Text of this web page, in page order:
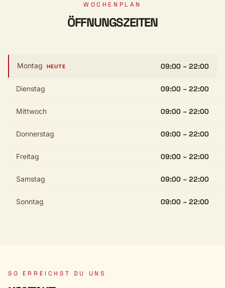
WOCHENPLAN
ÖFFNUNGSZEITEN
Montag HEUTE 09:00 – 22:00
Dienstag 09:00 – 22:00
Mittwoch 09:00 – 22:00
Donnerstag 09:00 – 22:00
Freitag 09:00 – 22:00
Samstag 09:00 – 22:00
Sonntag 09:00 – 22:00
SO ERREICHST DU UNS